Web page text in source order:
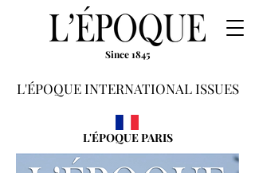
Since 1845
L'ÉPOQUE INTERNATIONAL ISSUES
L'ÉPOQUE PARIS